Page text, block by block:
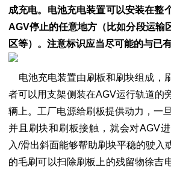
成充电。电池充电装置可以安装在整
AGV停止的任意地方（比如分段运输
区等）。注意标识应当尽可能的与已
电池充电装置由刷板和刷块组成，
者可以用支架侧装在AGV运行轨道的
辆上。工厂电源给刷板提供动力，一
并且刷块和刷板接触，就会对AGV
入/滑出斜面能够帮助刷块平稳的驶入
的毛刷可以扫除刷板上的残留物徐吉